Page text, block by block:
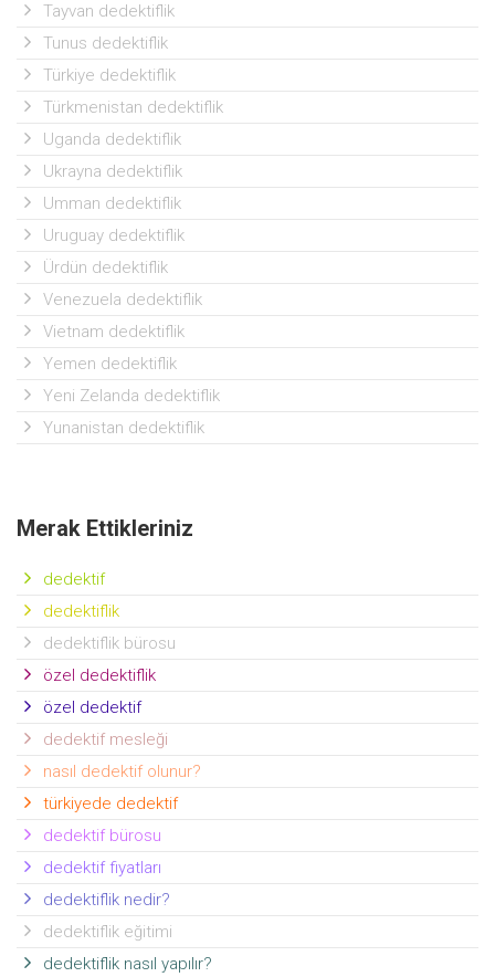
Tayvan dedektiflik
Tunus dedektiflik
Türkiye dedektiflik
Türkmenistan dedektiflik
Uganda dedektiflik
Ukrayna dedektiflik
Umman dedektiflik
Uruguay dedektiflik
Ürdün dedektiflik
Venezuela dedektiflik
Vietnam dedektiflik
Yemen dedektiflik
Yeni Zelanda dedektiflik
Yunanistan dedektiflik
Merak Ettikleriniz
dedektif
dedektiflik
dedektiflik bürosu
özel dedektiflik
özel dedektif
dedektif mesleği
nasıl dedektif olunur?
türkiyede dedektif
dedektif bürosu
dedektif fiyatları
dedektiflik nedir?
dedektiflik eğitimi
dedektiflik nasıl yapılır?